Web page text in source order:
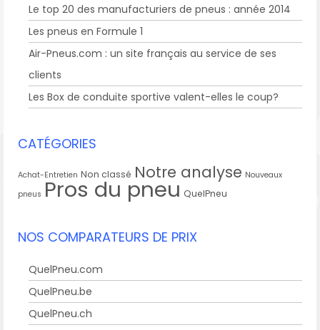
Le top 20 des manufacturiers de pneus : année 2014
Les pneus en Formule 1
Air-Pneus.com : un site français au service de ses
clients
Les Box de conduite sportive valent-elles le coup?
CATÉGORIES
Achat-Entretien Non classé Notre analyse Nouveaux
pneus Pros du pneu QuelPneu
NOS COMPARATEURS DE PRIX
QuelPneu.com
QuelPneu.be
QuelPneu.ch